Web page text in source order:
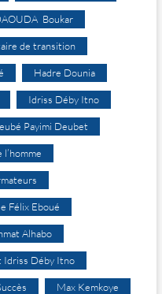
Boukar
de transition
Hadre Dounia
Idriss Déby Itno
Payimi Deubet
Félix Eboué
Alhabo
Idriss Déby Itno
Max Kemkoye